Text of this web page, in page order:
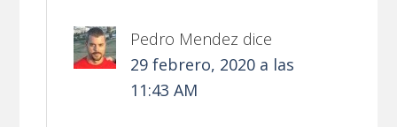
Pedro Mendez dice
29 febrero, 2020 a las
11:43 AM